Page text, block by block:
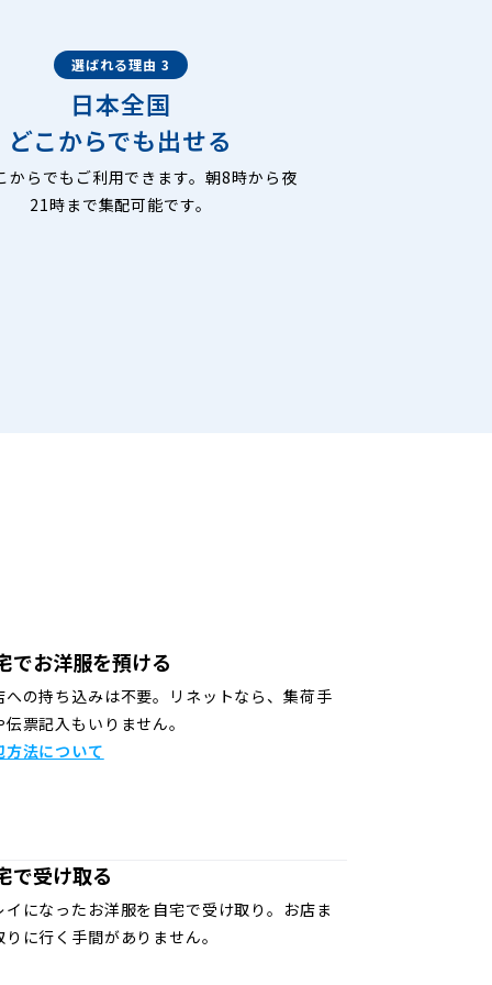
選ばれる理由 3
日本全国
どこからでも出せる
からでもご利用できます。朝8時から夜
21時まで集配可能です。
でお洋服を預ける
への持ち込みは不要。リネットなら、集荷手
伝票記入もいりません。
方法について
で受け取る
イになったお洋服を自宅で受け取り。お店ま
りに行く手間がありません。